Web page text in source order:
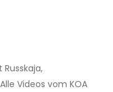
Videos vom KOA